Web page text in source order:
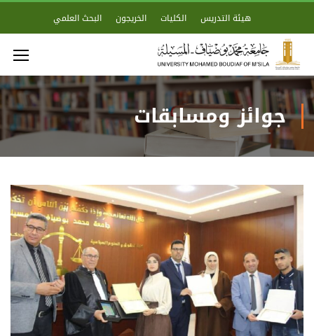
هيئة التدريس الكليات الخريجون البحث العلمي
جوائز ومسابقات